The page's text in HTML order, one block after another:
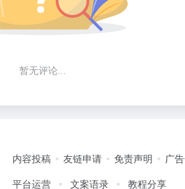
暂无评论...
内容投稿 友链申请 免责声明 广
平台运营 文案语录 教程分享